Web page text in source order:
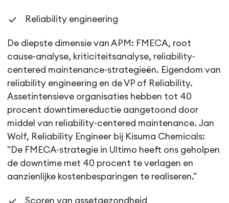
Reliability engineering
De diepste dimensie van APM: FMECA, root
cause-analyse, kriticiteitsanalyse, reliability-
centered maintenance-strategieën. Eigendom van
reliability engineering en de VP of Reliability.
Assetintensieve organisaties hebben tot 40
procent downtimereductie aangetoond door
middel van reliability-centered maintenance. Jan
Wolf, Reliability Engineer bij Kisuma Chemicals:
"De FMECA-strategie in Ultimo heeft ons geholpen
de downtime met 40 procent te verlagen en
aanzienlijke kostenbesparingen te realiseren."
Scoren van assetgezondheid